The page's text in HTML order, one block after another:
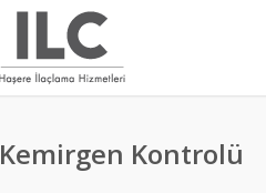
Kemirgen Kontrolü